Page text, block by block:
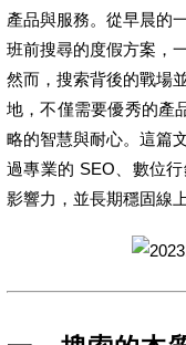
產品與服務。從早晨的
班前搜尋的度假方案，
然而，搜索背後的戰場
地，不僅需要優秀的產
略的智慧與耐心。這篇
過專業的 SEO、數位
影響力，並長期穩固線上